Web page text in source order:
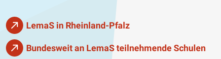
LemaS in Rheinland-Pfalz
Bundesweit an LemaS teilnehmende Schulen